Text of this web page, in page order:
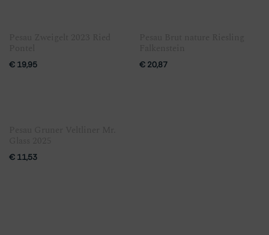
€ 19,95 € 20,87
€ 11,53